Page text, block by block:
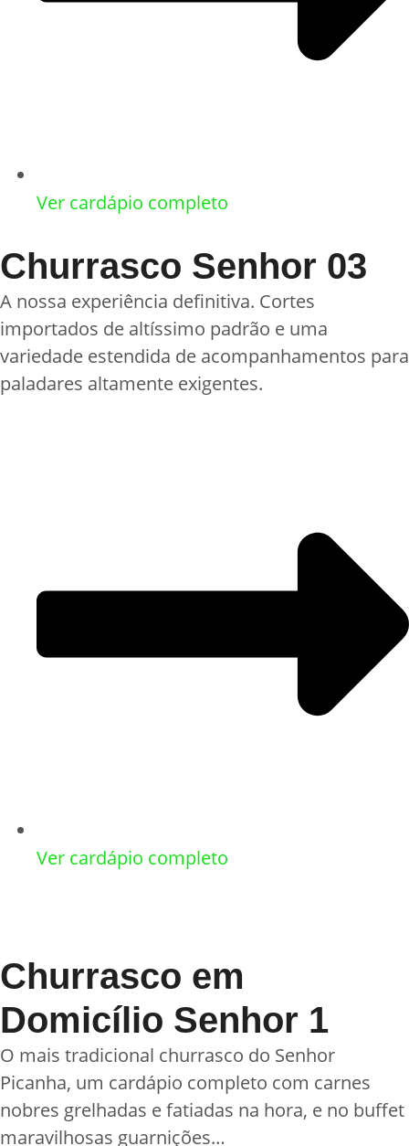
Ver cardápio completo
Churrasco Senhor 03
A nossa experiência definitiva. Cortes
importados de altíssimo padrão e uma
variedade estendida de acompanhamentos para
paladares altamente exigentes.
Ver cardápio completo
Churrasco em
Domicílio Senhor 1
O mais tradicional churrasco do Senhor
Picanha, um cardápio completo com carnes
nobres grelhadas e fatiadas na hora, e no buffet
maravilhosas guarnições…